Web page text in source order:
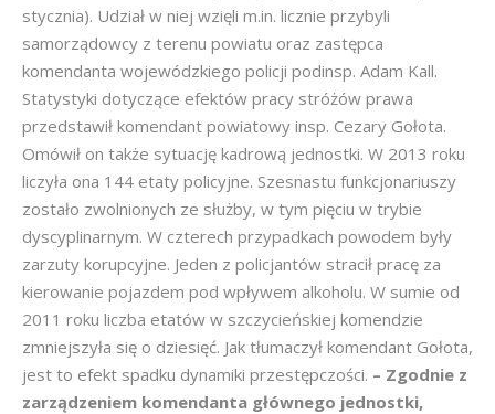
stycznia). Udział w niej wzięli m.in. licznie przybyli
samorządowcy z terenu powiatu oraz zastępca
komendanta wojewódzkiego policji podinsp. Adam Kall.
Statystyki dotyczące efektów pracy stróżów prawa
przedstawił komendant powiatowy insp. Cezary Gołota.
Omówił on także sytuację kadrową jednostki. W 2013 roku
liczyła ona 144 etaty policyjne. Szesnastu funkcjonariuszy
zostało zwolnionych ze służby, w tym pięciu w trybie
dyscyplinarnym. W czterech przypadkach powodem były
zarzuty korupcyjne. Jeden z policjantów stracił pracę za
kierowanie pojazdem pod wpływem alkoholu. W sumie od
2011 roku liczba etatów w szczycieńskiej komendzie
zmniejszyła się o dziesięć. Jak tłumaczył komendant Gołota,
jest to efekt spadku dynamiki przestępczości. – Zgodnie z
zarządzeniem komendanta głównego jednostki,